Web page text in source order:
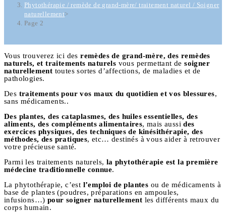
Phytothérapie / remède de grand-mère/ traitement naturel / Soigner
naturellement>
Page 2
Vous trouverez ici desremèdes de grand-mère, des remèdes
naturels, et traitements naturels vous permettant desoigner
naturellement toutes sortes d’affections, de maladies et de
pathologies.
Des traitements pour vos maux du quotidien et vos blessures,
sans médicaments..
Des plantes, des cataplasmes, des huiles essentielles, des
aliments, des compléments alimentaires, mais aussides
exercices physiques, des techniques de kinésithérapie, des
méthodes, des pratiques, etc… destinés à vous aider à retrouver
votre précieuse santé.
Parmi les traitements naturels, la phytothérapie est la première
médecine traditionnelle connue.
La phytothérapie, c’est l’emploi de plantes ou de médicaments à
base de plantes (poudres, préparations en ampoules,
infusions…) pour soigner naturellement les différents maux du
corps humain.